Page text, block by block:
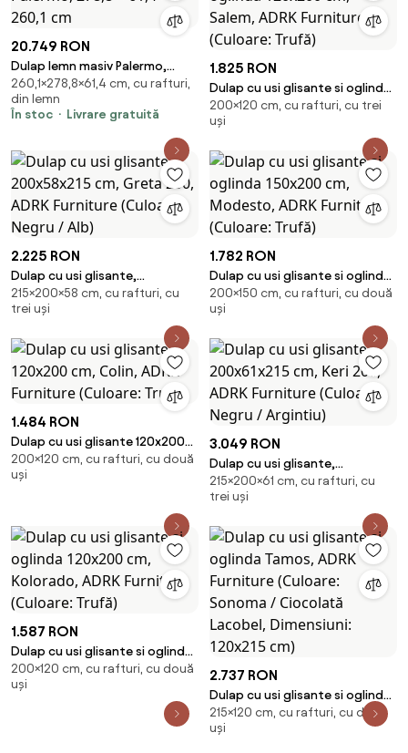
20.749 RON
Dulap lemn masiv Palermo,
278,8 × 61,4 × 260,1 cm
260,1×278,8×61,4 cm, cu rafturi,
din lemn
În stoc
Livrare gratuită
1.825 RON
Dulap cu usi glisante si oglinda
120x200 cm, Salem, ADRK
Furniture (Culoare: Trufă)
200×120 cm, cu rafturi, cu trei
uși
2.225 RON
Dulap cu usi glisante,
200x58x215 cm, Greta 200,
ADRK Furniture (Culoare: Negru /
215×200×58 cm, cu rafturi, cu
trei uși
1.782 RON
Dulap cu usi glisante si oglinda
150x200 cm, Modesto, ADRK
Furniture (Culoare: Trufă)
200×150 cm, cu rafturi, cu două
uși
1.484 RON
Dulap cu usi glisante 120x200
cm, Colin, ADRK Furniture
(Culoare: Trufă)
200×120 cm, cu rafturi, cu două
uși
3.049 RON
Dulap cu usi glisante,
200x61x215 cm, Keri 200, ADRK
Furniture (Culoare: Negru /
215×200×61 cm, cu rafturi, cu
trei uși
1.587 RON
Dulap cu usi glisante si oglinda
120x200 cm, Kolorado, ADRK
Furniture (Culoare: Trufă)
200×120 cm, cu rafturi, cu două
uși
2.737 RON
Dulap cu usi glisante si oglinda
Tamos, ADRK Furniture (Culoare:
Sonoma / Ciocolată Lacobel,
215×120 cm, cu rafturi, cu două
uși